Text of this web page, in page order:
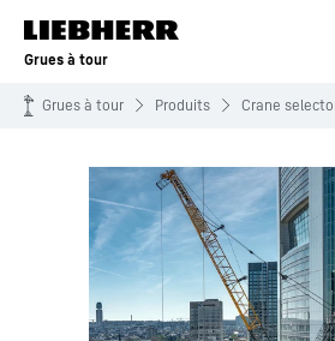
Grues à tour
Grues à tour Produits Crane